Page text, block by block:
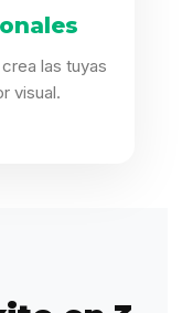
las tuyas
visual.